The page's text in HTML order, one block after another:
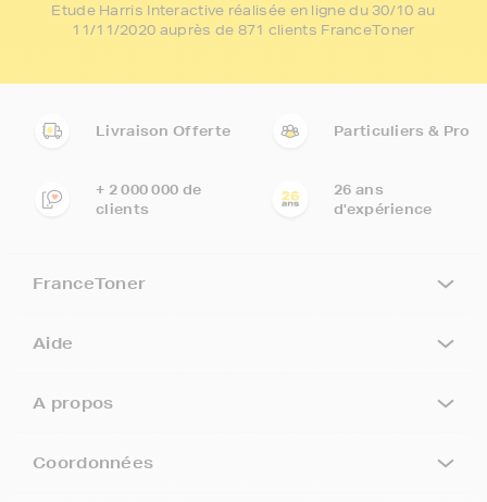
Etude Harris Interactive réalisée en ligne du 30/10 au
11/11/2020 auprès de 871 clients FranceToner
Livraison Offerte Particuliers & Pro
+ 2 000 000 de
clients
26 ans
d'expérience
FranceToner
Aide
A propos
Coordonnées